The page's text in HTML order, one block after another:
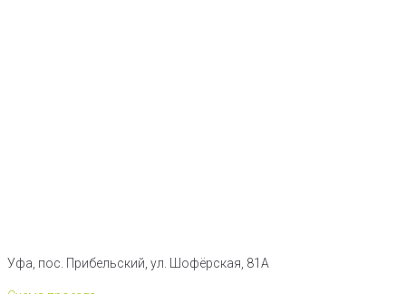
Уфа, пос. Прибельский, ул. Шофёрская, 81А